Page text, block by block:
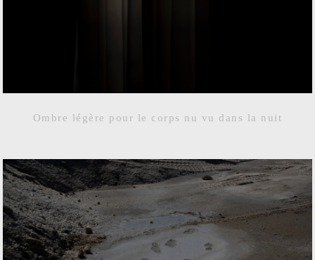
Ombre légère pour le corps nu vu dans la nuit